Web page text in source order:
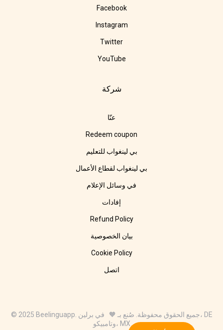
Facebook
Instagram
Twitter
YouTube
شركة
عنّا
Redeem coupon
بي لينغواب للتعليم
بي لينغواب لقطاع الأعمال
في وسائل الإعلام
إفادات
Refund Policy
بيان الخصوصية
Cookie Policy
اتصل
© 2025 Beelinguapp. جميع الحقوق محفوظة. صُنع بـ 🧡 في برلين، DE
وتامبيكو، MX